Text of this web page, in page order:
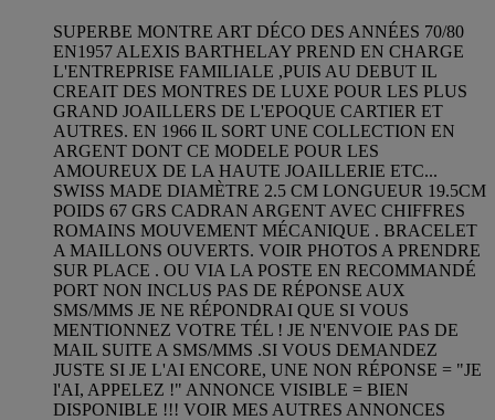
SUPERBE MONTRE ART DÉCO DES ANNÉES 70/80
EN1957 ALEXIS BARTHELAY PREND EN CHARGE
L'ENTREPRISE FAMILIALE ,PUIS AU DEBUT IL
CREAIT DES MONTRES DE LUXE POUR LES PLUS
GRAND JOAILLERS DE L'EPOQUE CARTIER ET
AUTRES. EN 1966 IL SORT UNE COLLECTION EN
ARGENT DONT CE MODELE POUR LES
AMOUREUX DE LA HAUTE JOAILLERIE ETC...
SWISS MADE DIAMÈTRE 2.5 CM LONGUEUR 19.5CM
POIDS 67 GRS CADRAN ARGENT AVEC CHIFFRES
ROMAINS MOUVEMENT MÉCANIQUE . BRACELET
A MAILLONS OUVERTS. VOIR PHOTOS A PRENDRE
SUR PLACE . OU VIA LA POSTE EN RECOMMANDÉ
PORT NON INCLUS PAS DE RÉPONSE AUX
SMS/MMS JE NE RÉPONDRAI QUE SI VOUS
MENTIONNEZ VOTRE TÉL ! JE N'ENVOIE PAS DE
MAIL SUITE A SMS/MMS .SI VOUS DEMANDEZ
JUSTE SI JE L'AI ENCORE, UNE NON RÉPONSE = "JE
l'AI, APPELEZ !" ANNONCE VISIBLE = BIEN
DISPONIBLE !!! VOIR MES AUTRES ANNONCES